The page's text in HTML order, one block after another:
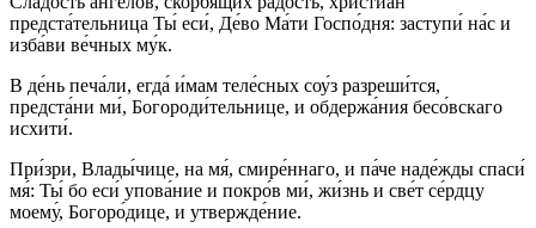
предста́тельница Ты́ еси́, Де́во Ма́ти Госпо́дня: заступи́ на́с и
изба́ви ве́чных му́к.
В де́нь печа́ли, егда́ и́мам теле́сных соу́з разреши́тся,
предста́ни ми́, Богороди́тельнице, и обдержа́ния бесо́вскаго
исхити́.
При́зри, Влады́чице, на мя́, смире́ннаго, и па́че наде́жды спаси́
мя́: Ты́ бо еси́ упова́ние и покро́в ми́, жи́знь и све́т се́рдцу
моему́, Богоро́дице, и утвержде́ние.